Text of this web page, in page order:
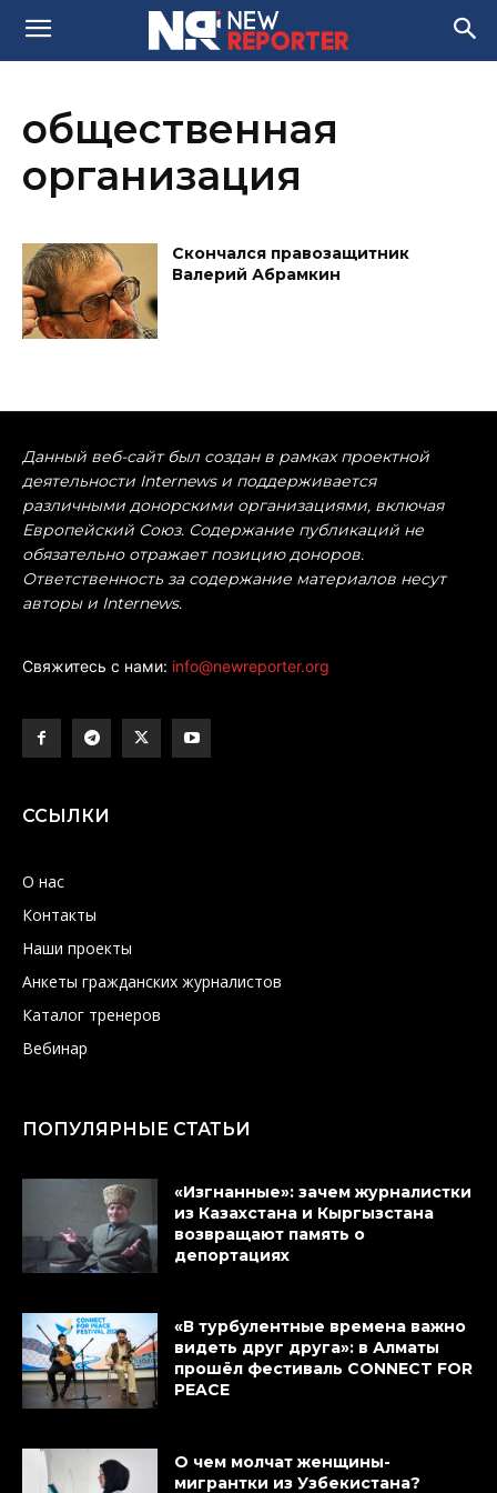
общественная
организация
Скончался правозащитник
Валерий Абрамкин
Данный веб-сайт был создан в рамках проектной
деятельности Internews и поддерживается
различными донорскими организациями, включая
Европейский Союз. Содержание публикаций не
обязательно отражает позицию доноров.
Ответственность за содержание материалов несут
авторы и Internews.
Свяжитесь с нами: info@newreporter.org
ССЫЛКИ
О нас
Контакты
Наши проекты
Анкеты гражданских журналистов
Каталог тренеров
Вебинар
ПОПУЛЯРНЫЕ СТАТЬИ
«Изгнанные»: зачем журналистки
из Казахстана и Кыргызстана
возвращают память о
депортациях
«В турбулентные времена важно
видеть друг друга»: в Алматы
прошёл фестиваль CONNECT FOR
PEACE
О чем молчат женщины-
мигрантки из Узбекистана?